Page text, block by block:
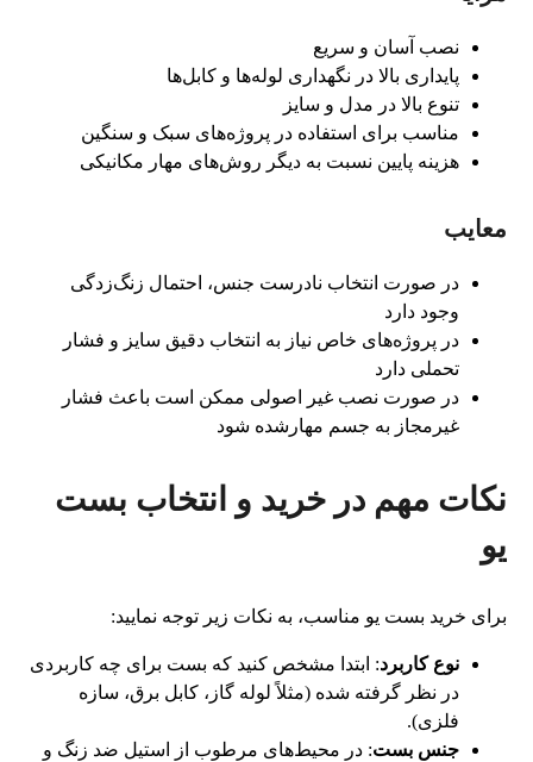
نصب آسان و سریع
پایداری بالا در نگهداری لوله‌ها و کابل‌ها
تنوع بالا در مدل و سایز
مناسب برای استفاده در پروژه‌های سبک و سنگین
هزینه پایین نسبت به دیگر روش‌های مهار مکانیکی
معایب
در صورت انتخاب نادرست جنس، احتمال زنگ‌زدگی
وجود دارد
در پروژه‌های خاص نیاز به انتخاب دقیق سایز و فشار
تحملی دارد
در صورت نصب غیر اصولی ممکن است باعث فشار
غیرمجاز به جسم مهارشده شود
نکات مهم در خرید و انتخاب بست
یو
برای خرید بست یو مناسب، به نکات زیر توجه نمایید:
نوع کاربرد: ابتدا مشخص کنید که بست برای چه کاربردی
در نظر گرفته شده (مثلاً لوله گاز، کابل برق، سازه
فلزی).
جنس بست: در محیط‌های مرطوب از استیل ضد زنگ و